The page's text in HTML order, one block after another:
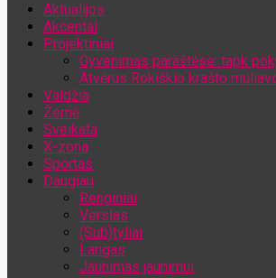
Aktualijos
Akcentai
Projektiniai
Gyvenimas paraštėse: tapk
Atvėrus Rokiškio krašto
Valdžia
Žemė
Sveikata
X-zona
Sportas
Daugiau
Renginiai
Verslas
(Sub)tyliai
Langas
Jaunimas jaunimui